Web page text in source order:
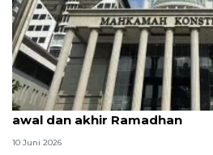
MK uji materi UU Peradilan
awal dan akhir Ramadhan
10 Juni 2026